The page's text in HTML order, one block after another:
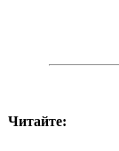
Читайте: